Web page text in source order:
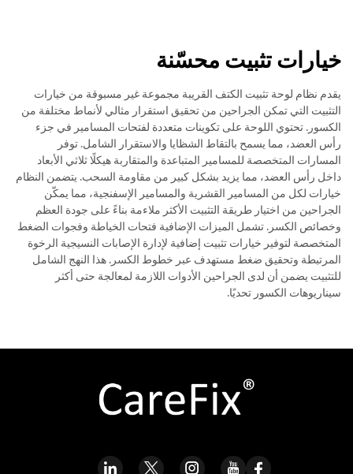
خيارات تثبيت محسّنة
يقدم نظام لوحة تثبيت الكتف القريبة مجموعة غير مسبوقة من خيارات
التثبيت التي تمكن الجراحين من تحقيق استقرار مثالي لأنماط مختلفة من
الكسور. تحتوي اللوحة على تكوينات متعددة لفتحات المسامير في جزء
رأس العضد، مما يسمح بالتقاط الشظايا والاستقرار الشامل. توفر
المسارات المتخصصة للمسامير المتباعدة والمتقاربة هيكلًا ثلاثي الأبعاد
داخل رأس العضد، مما يزيد بشكل كبير من مقاومة السحب. يتضمن النظام
خيارات لكل من المسامير القشرية والمسامير الإسفنجية، مما يمكّن
الجراحين من اختيار طريقة التثبيت الأكثر ملاءمة بناءً على جودة العظم
وخصائص الكسر. تشمل الميزات الإضافية فتحات الخياطة وفجوات الضغط
المتخصصة لتوفير خيارات تثبيت إضافية لإدارة الإصابات النسيجية الرخوة
المرتبطة وتحقيق ضغط مستهدف عبر خطوط الكسر. هذا النهج الشامل
للتثبيت يضمن أن لدى الجراحين الأدوات اللازمة لمعالجة حتى أكثر
سيناريوهات الكسور تحديًا.